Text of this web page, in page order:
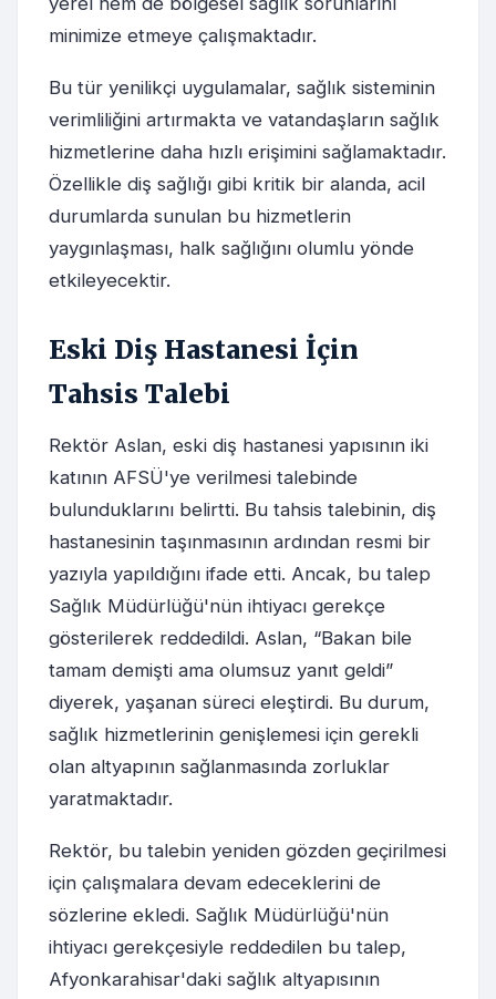
minimize etmeye çalışmaktadır.
Bu tür yenilikçi uygulamalar, sağlık sisteminin
verimliliğini artırmakta ve vatandaşların sağlık
hizmetlerine daha hızlı erişimini sağlamaktadır.
Özellikle diş sağlığı gibi kritik bir alanda, acil
durumlarda sunulan bu hizmetlerin
yaygınlaşması, halk sağlığını olumlu yönde
etkileyecektir.
Eski Diş Hastanesi İçin
Tahsis Talebi
Rektör Aslan, eski diş hastanesi yapısının iki
katının AFSÜ'ye verilmesi talebinde
bulunduklarını belirtti. Bu tahsis talebinin, diş
hastanesinin taşınmasının ardından resmi bir
yazıyla yapıldığını ifade etti. Ancak, bu talep
Sağlık Müdürlüğü'nün ihtiyacı gerekçe
gösterilerek reddedildi. Aslan, “Bakan bile
tamam demişti ama olumsuz yanıt geldi”
diyerek, yaşanan süreci eleştirdi. Bu durum,
sağlık hizmetlerinin genişlemesi için gerekli
olan altyapının sağlanmasında zorluklar
yaratmaktadır.
Rektör, bu talebin yeniden gözden geçirilmesi
için çalışmalara devam edeceklerini de
sözlerine ekledi. Sağlık Müdürlüğü'nün
ihtiyacı gerekçesiyle reddedilen bu talep,
Afyonkarahisar'daki sağlık altyapısının